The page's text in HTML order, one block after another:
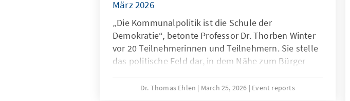
März 2026
„Die Kommunalpolitik ist die Schule der
Demokratie“, betonte Professor Dr. Thorben Winter
vor 20 Teilnehmerinnen und Teilnehmern. Sie stelle
das politische Feld dar, in dem Nähe zum Bürger
sei. Kommunalpolitiker könnten als Experten vor Ort
Dr. Thomas Ehlen March 25, 2026 Event reports